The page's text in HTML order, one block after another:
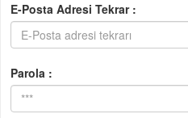
E-Posta Adresi Tekrar :
Parola :